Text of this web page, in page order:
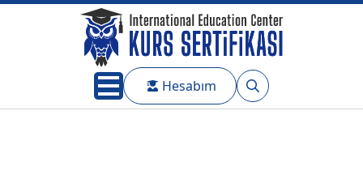
Hesabım
Search